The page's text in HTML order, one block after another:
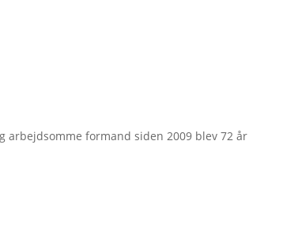
arbejdsomme formand siden 2009 blev 72 år